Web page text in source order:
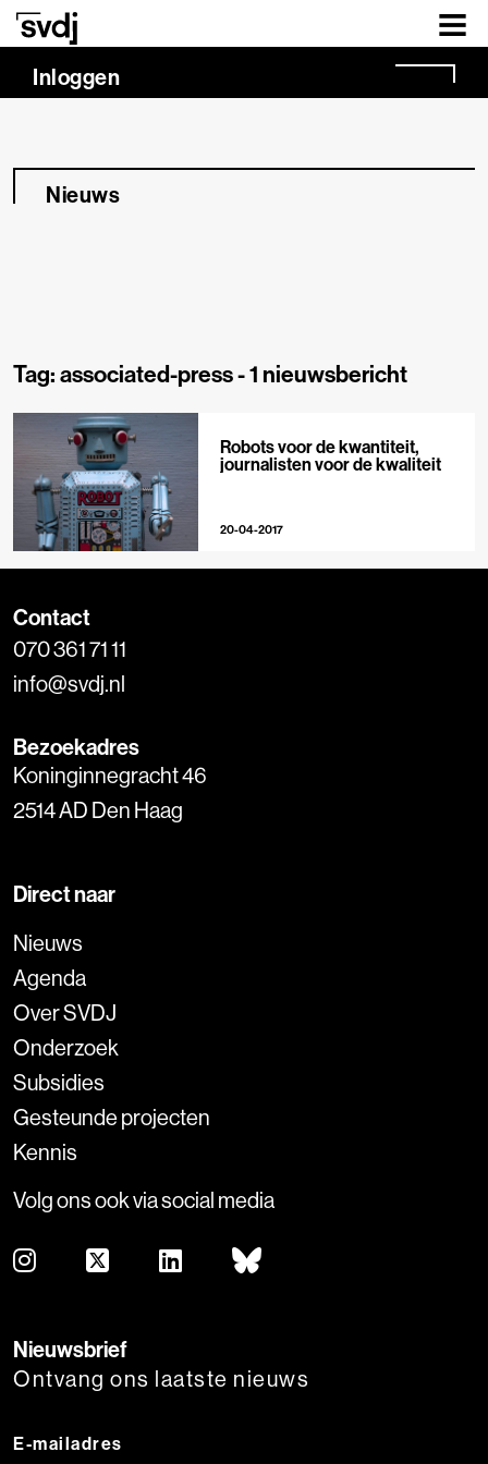
Naar hoofdinhoud
Inloggen
Nieuws
Tag: associated-press -1 nieuwsbericht
Robots voor de kwantiteit,
journalisten voor de kwaliteit
20-04-2017
Contact
070 361 71 11
info@svdj.nl
Bezoekadres
Koninginnegracht 46
2514 AD Den Haag
Direct naar
Nieuws
Agenda
Over SVDJ
Onderzoek
Subsidies
Gesteunde projecten
Kennis
Volg ons ook via social media
Nieuwsbrief
Ontvang ons laatste nieuws
E-mailadres